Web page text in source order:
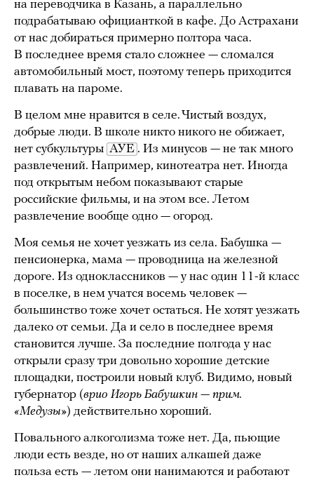
на переводчика в Казань, а параллельно
подрабатываю официанткой в кафе. До Астрахани
от нас добираться примерно полтора часа.
В последнее время стало сложнее — сломался
автомобильный мост, поэтому теперь приходится
плавать на пароме.
В целом мне нравится в селе. Чистый воздух,
добрые люди. В школе никто никого не обижает,
нет субкультуры АУЕ . Из минусов — не так много
развлечений. Например, кинотеатра нет. Иногда
под открытым небом показывают старые
российские фильмы, и на этом все. Летом
развлечение вообще одно — огород.
Моя семья не хочет уезжать из села. Бабушка —
пенсионерка, мама — проводница на железной
дороге. Из одноклассников — у нас один 11-й класс
в поселке, в нем учатся восемь человек —
большинство тоже хочет остаться. Не хотят уезжать
далеко от семьи. Да и село в последнее время
становится лучше. За последние полгода у нас
открыли сразу три довольно хорошие детские
площадки, построили новый клуб. Видимо, новый
губернатор (врио Игорь Бабушкин — прим.
«Медузы») действительно хороший.
Повального алкоголизма тоже нет. Да, пьющие
люди есть везде, но от наших алкашей даже
польза есть — летом они нанимаются и работают